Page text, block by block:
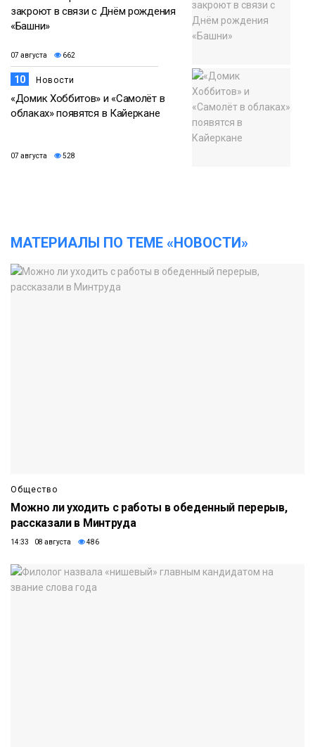
закроют в связи с Днём рождения
«Башни»
07 августа 662
10 Новости
«Домик Хоббитов» и «Самолёт в
облаках» появятся в Кайеркане
07 августа 528
МАТЕРИАЛЫ ПО ТЕМЕ «НОВОСТИ»
Общество
Можно ли уходить с работы в обеденный перерыв,
рассказали в Минтруда
14:33 08 августа 486